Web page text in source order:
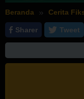
Beranda Cerita
Sharer Tweet